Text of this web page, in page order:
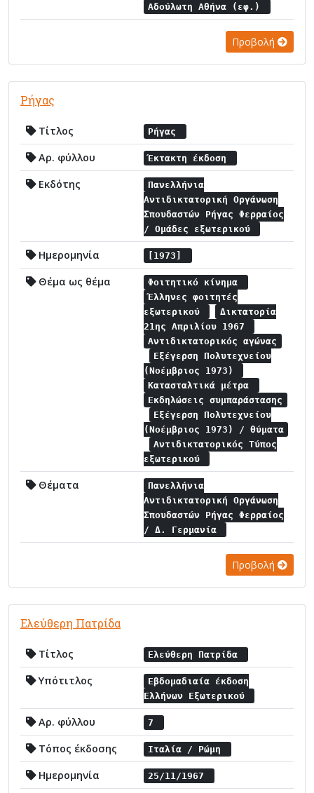
Αδούλωτη Αθήνα (εφ.)
Προβολή
Ρήγας
Τίτλος Ρήγας
Αρ. φύλλου Έκτακτη έκδοση
Εκδότης
Πανελλήνια
Αντιδικτατορική Οργάνωση
Σπουδαστών Ρήγας Φερραίος
/ Ομάδες εξωτερικού
Ημερομηνία [1973]
Θέμα ως θέμα
Φοιτητικό κίνημα
Έλληνες φοιτητές
εξωτερικού
Δικτατορία
21ης Απριλίου 1967
Αντιδικτατορικός αγώνας
Εξέγερση Πολυτεχνείου
(Νοέμβριος 1973)
Κατασταλτικά μέτρα
Εκδηλώσεις συμπαράστασης
Εξέγερση Πολυτεχνείου
(Νοέμβριος 1973) / θύματα
Αντιδικτατορικός Τύπος
εξωτερικού
Θέματα
Πανελλήνια
Αντιδικτατορική Οργάνωση
Σπουδαστών Ρήγας Φερραίος
/ Δ. Γερμανία
Προβολή
Ελεύθερη Πατρίδα
Τίτλος Ελεύθερη Πατρίδα
Υπότιτλος
Εβδομαδιαία έκδοση
Ελλήνων Εξωτερικού
Αρ. φύλλου 7
Τόπος έκδοσης Ιταλία / Ρώμη
Ημερομηνία 25/11/1967